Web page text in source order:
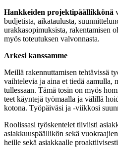
Hankkeiden projektipäällikkönä
budjetista, aikataulusta,
urakkasopimuksista, rakentamisen
myös toteutuksen valvonnasta.
Arkesi kanssamme
Meillä rakennuttamisen tehtävissä
vaihtelevia ja aina et tiedä aamulla,
tullessaan. Tämä tosin on myös
teet käyntejä työmaalla ja välillä
kotona. Työpäiväsi ja -viikkosi
Roolissasi työskentelet tiiviisti
asiakkuuspäällikön sekä
heille sekä asiakkaalle